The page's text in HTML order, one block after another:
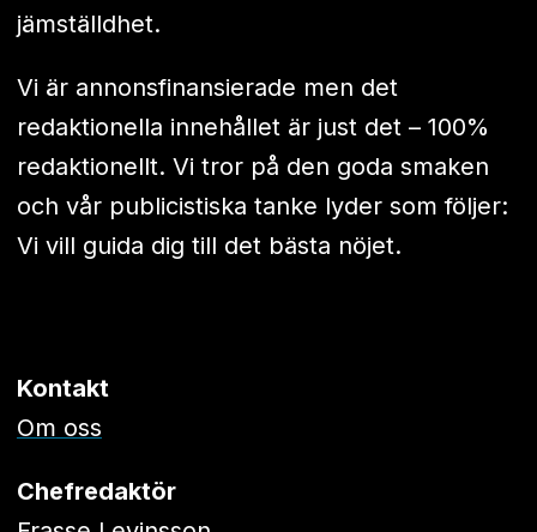
jämställdhet.
Vi är annonsfinansierade men det
redaktionella innehållet är just det – 100%
redaktionellt. Vi tror på den goda smaken
och vår publicistiska tanke lyder som följer:
Vi vill guida dig till det bästa nöjet.
Kontakt
Om oss
Chefredaktör